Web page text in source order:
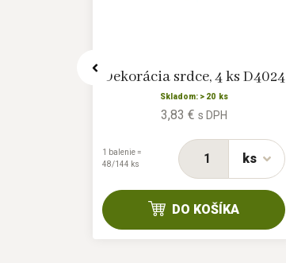
Dekorácia srdce, 4 ks D4024
Skladom: > 20 ks
3,83 € s DPH
ks
1 balenie =
48/144 ks
DO KOŠÍKA